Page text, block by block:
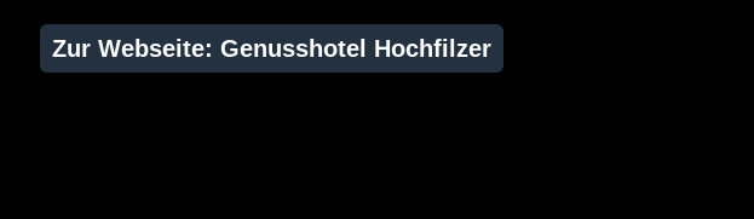
Zur Webseite: Genusshotel Hochfilzer